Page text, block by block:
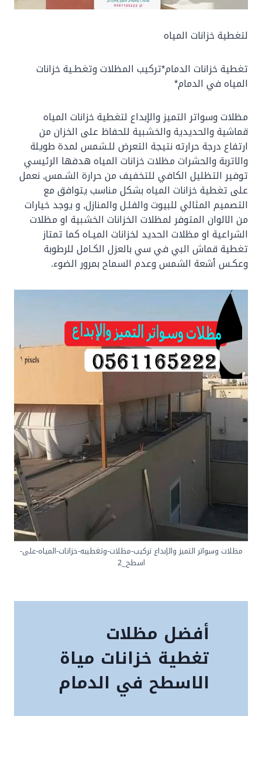
لتغطية خزانات المياه
تغطية خزانات الدمام*تركيب المظلات وتغطـية خزانات
المياه في الدمام*
مظلات وسواتر التميز والإبداع لتغطية خزانات المياه
قماشية والحديدية والخشبية للحفاظ على الخزان من
ارتفاع درجة حرارته نتيجة التعرض للـشمس لمدة طويلة
والاتربة والحشرات مظلات خزانات المياه هدفها الرئيسي
توفير التظليل الكافي للتخفيف من حرارة الشـمس, نعمل
على تغطية خزانات المياه بشكل مناسب يتوافق مع
التصميم المثالي للبيوت والفلـل والمنازل, و يوجد خيارات
من الالوان المتوفر لمظلات الخزانات الخشبية او مظلات
الشراعية او مظلات الحديد لخزانات الميـاه كما تمتاز
تغطية قماش البي في سي بالعزل الكـامل للرطوبة
وعكـس أشعة الشمس وعدم السماح بمرور الضوء.
مظلات وسواتر التميز والإبداع تركيب-مظلات-وتغطيبه-خزانات-المياه-على-
اسطح_2
أفضل مظلات
تغطية خزانات مياة
الاسطح في الدمام